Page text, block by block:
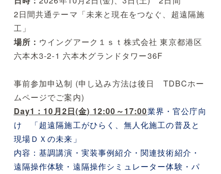
2日間共通テーマ「未来と現在をつなぐ、超遠隔施
工」
場所： ウイングアーク１ｓｔ株式会社 東京都港区
六本木3-2-1 六本木グランドタワー36F
事前参加申込制 (申し込み方法は後日 TDBCホー
ムページでご案内)
Day1：10月2日(金) 12:00～17:00業界・官公庁向
け 「超遠隔施工がひらく、無人化施工の普及と
現場ＤＸの未来」
内容：基調講演・実装事例紹介・関連技術紹介・
遠隔操作体験・遠隔操作シミュレーター体験・パ